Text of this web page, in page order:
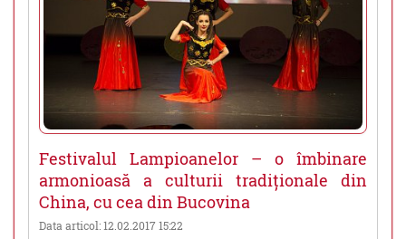
Festivalul Lampioanelor – o îmbinare
armonioasă a culturii tradiționale din
China, cu cea din Bucovina
Data articol: 12.02.2017 15:22